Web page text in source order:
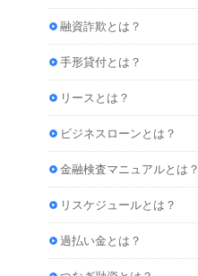
融資詐欺とは？
手形貸付とは？
リースとは？
ビジネスローンとは？
金融検査マニュアルとは？
リスケジュールとは？
過払い金とは？